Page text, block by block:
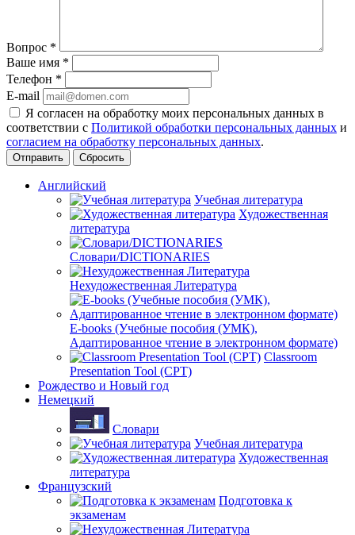
Вопрос *
Ваше имя *
Телефон *
E-mail
Я согласен на обработку моих персональных данных в
соответствии с Политикой обработки персональных данных и
согласием на обработку персональных данных.
Сбросить
Английский
Учебная литература
Художественная
литература
Словари/DICTIONARIES
Нехудожественная Литература
E-books (Учебные пособия (УМК),
Адаптированное чтение в электронном формате)
Classroom
Presentation Tool (CPT)
Рождество и Новый год
Немецкий
Словари
Учебная литература
Художественная
литература
Французский
Подготовка к
экзаменам